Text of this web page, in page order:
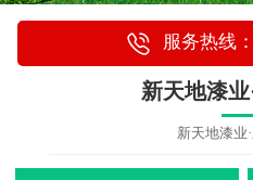
服务热线
新天地漆
新天地漆业